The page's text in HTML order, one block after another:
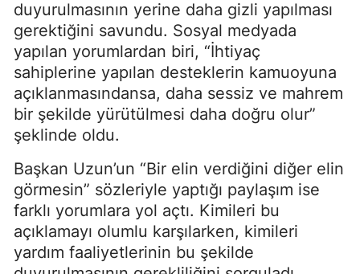
duyurulmasının yerine daha gizli yapılması
gerektiğini savundu. Sosyal medyada
yapılan yorumlardan biri, “İhtiyaç
sahiplerine yapılan desteklerin kamuoyuna
açıklanmasındansa, daha sessiz ve mahrem
bir şekilde yürütülmesi daha doğru olur”
şeklinde oldu.
Başkan Uzun’un “Bir elin verdiğini diğer elin
görmesin” sözleriyle yaptığı paylaşım ise
farklı yorumlara yol açtı. Kimileri bu
açıklamayı olumlu karşılarken, kimileri
yardım faaliyetlerinin bu şekilde